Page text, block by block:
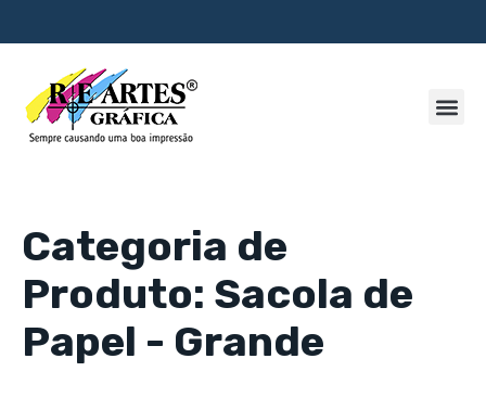
Categoria de
Produto: Sacola de
Papel - Grande